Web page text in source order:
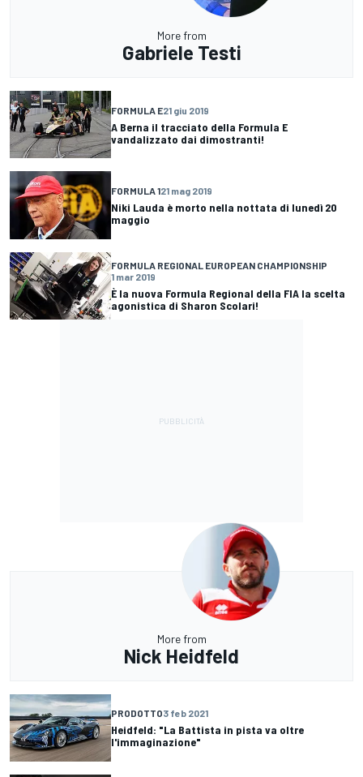
More from
Gabriele Testi
FORMULA E21 giu 2019
A Berna il tracciato della Formula E
vandalizzato dai dimostranti!
FORMULA 121 mag 2019
Niki Lauda è morto nella nottata di lunedì 20
maggio
FORMULA REGIONAL EUROPEAN CHAMPIONSHIP
1 mar 2019
È la nuova Formula Regional della FIA la scelta
agonistica di Sharon Scolari!
More from
Nick Heidfeld
PRODOTTO3 feb 2021
Heidfeld: "La Battista in pista va oltre
l'immaginazione"